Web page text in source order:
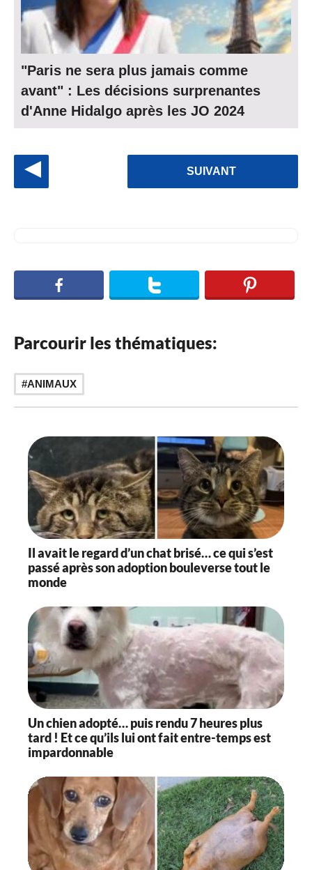
"Paris ne sera plus jamais comme
avant" : Les décisions surprenantes
d'Anne Hidalgo après les JO 2024
P
o
a
n
a
t
i
SUIVANT
Parcourir les thématiques:
ANIMAUX
Il avait le regard d’un chat brisé… ce qui s’est
passé après son adoption bouleverse tout le
monde
Un chien adopté… puis rendu 7 heures plus
tard ! Et ce qu’ils lui ont fait entre-temps est
impardonnable